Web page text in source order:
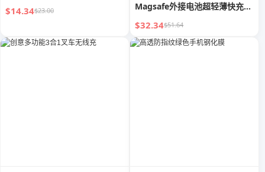
$14.34$23.00
Magsafe外接电池超轻薄快充移
动电源
$32.34$51.64